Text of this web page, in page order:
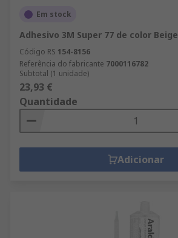
Em stock
Adhesivo 3M Super 77 de color Beige
Código RS 154-8156
Referência do fabricante 7000116782
Subtotal (1 unidade)
23,93 €
Quantidade
Adicionar